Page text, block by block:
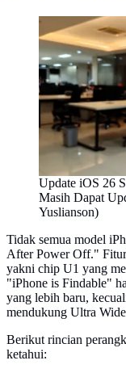
Update iOS 26
Masih Dapat
Yuslianson)
Tidak semua model
After Power Off." Fitur
yakni chip U1 yang
"iPhone is Findable"
yang lebih baru,
mendukung Ultra
Berikut rincian
ketahui: